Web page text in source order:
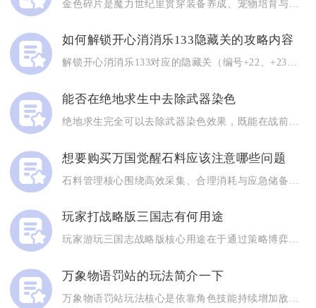
如何解锁开心消消乐133隐藏关的攻略内容
解锁开心消消乐133对应的隐藏关（编号+22、+23、+24...
能否在绝地求生中去除武器染色
想要购买万国觉醒石料应该注意哪些问题
玩家打战略版三国志有何用途
玩家游玩三国志战略版核心用途在于通过策略博弈实现娱乐解压、提...
万象物语罚站的玩法简介一下